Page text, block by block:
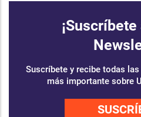
Suscríbete y recibe todas
más importante sobre